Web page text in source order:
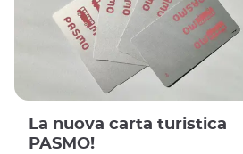
La nuova carta turistica
PASMO!